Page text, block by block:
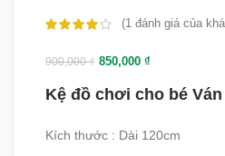
(1 đánh giá của
900,000₫ 850,000 ₫
Kệ đồ chơi cho bé
Kích thước : Dài 120cm